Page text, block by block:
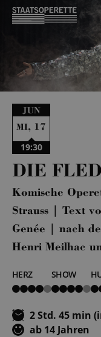
JUN
MI, 17
19:30
DIE
Komische
Strauss | Text
Genée | nach
Henri Meilhac
HERZ
4
von
SHOW
4
von
4
2 Std. 45 min
ab 14 Jahren